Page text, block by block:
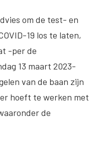
om de test- en
19 los te laten,
-per de
13 maart 2023-
van de baan zijn
hoeft te werken met
de